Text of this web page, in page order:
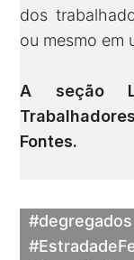
dos
ou mesmo em
A seção
Fontes.
#degregados